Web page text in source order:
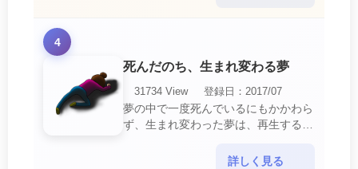
4
死んだのち、生まれ変わる夢
31734 View
登録日：2017/07
夢の中で一度死んでいるにもかかわら
ず、生まれ変わった夢は、再生する夢
あなたに関するすべての運気が上昇し
詳しく見る